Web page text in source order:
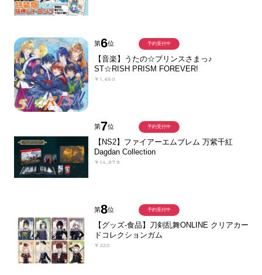
第6位
【音楽】うたの☆プリンスさまっ♪
ST☆RISH PRISM FOREVER!
￥1,650
予約受付中
第7位
【NS2】ファイアーエムブレム 万紫千紅
Dagdan Collection
￥14,979
予約受付中
第8位
【グッズ-食品】刀剣乱舞ONLINE クリアカー
ドコレクションガム
￥220
予約受付中